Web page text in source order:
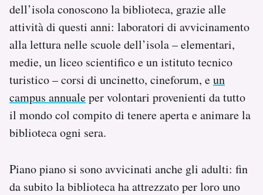
dell’isola conoscono la biblioteca, grazie alle
attività di questi anni: laboratori di avvicinamento
alla lettura nelle scuole dell’isola – elementari,
medie, un liceo scientifico e un istituto tecnico
turistico – corsi di uncinetto, cineforum, eun
campus annualeper volontari provenienti da tutto
il mondo col compito di tenere aperta e animare la
biblioteca ogni sera.
Piano piano si sono avvicinati anche gli adulti: fin
da subito la biblioteca ha attrezzato per loro uno